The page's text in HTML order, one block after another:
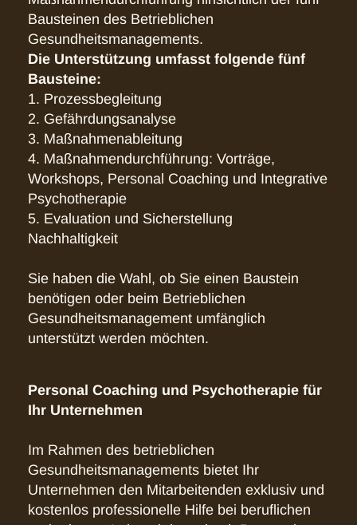
Bausteinen des Betrieblichen
Gesundheitsmanagements.
Die Unterstützung umfasst folgende fünf
Bausteine:
1. Prozessbegleitung
2. Gefährdungsanalyse
3. Maßnahmenableitung
4. Maßnahmendurchführung: Vorträge,
Workshops, Personal Coaching und Integrative
Psychotherapie
5. Evaluation und Sicherstellung
Nachhaltigkeit
Sie haben die Wahl, ob Sie einen Baustein
benötigen oder beim Betrieblichen
Gesundheitsmanagement umfänglich
unterstützt werden möchten.
Personal Coaching und Psychotherapie für
Ihr Unternehmen
Im Rahmen des betrieblichen
Gesundheitsmanagements bietet Ihr
Unternehmen den Mitarbeitenden exklusiv und
kostenlos professionelle Hilfe bei beruflichen